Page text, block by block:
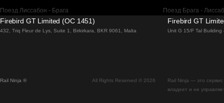
Поезд Лиссабон - Брага Поезд Брага -
Поезд Барселона - Мадрид Поезд Мадрид -
Поезд Мадрид - Севилья Поезд Севилья -
Firebird GT Limited (OC 1451)
432, Triq Fleur de Lys, Suite 1, Birkirkara, BKR 9061, Malta
Firebird GT
Unit G 15/F Tal
Rail Ninja ® All Rights Reserved © 2026
Rail Ninja — это
владеет и не